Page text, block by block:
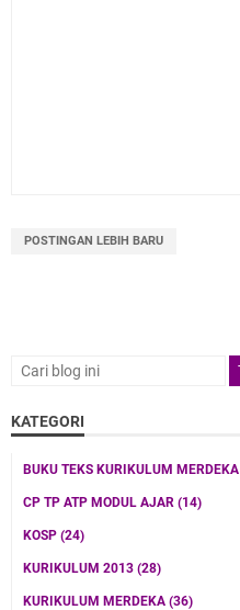
POSTINGAN LEBIH BARU
KATEGORI
BUKU TEKS KURIKULUM MERDEKA
CP TP ATP MODUL AJAR (14)
KOSP (24)
KURIKULUM 2013 (28)
KURIKULUM MERDEKA (36)